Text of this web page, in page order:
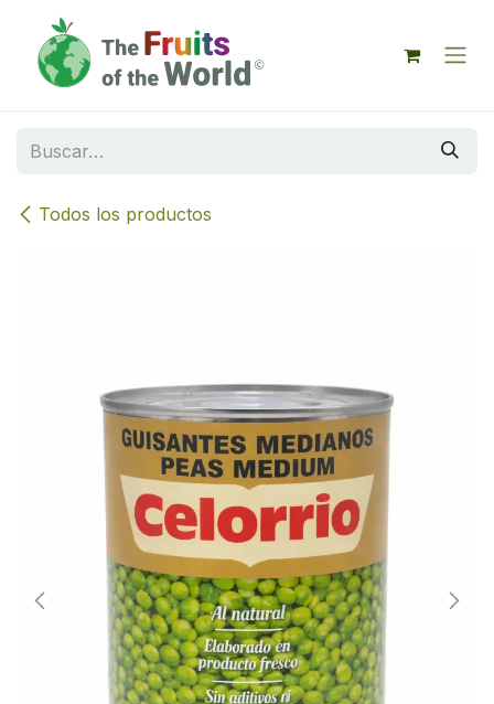
Todos los productos